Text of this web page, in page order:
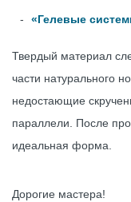
«Гелевые
Твердый материал
части натурального
недостающие
параллели. После
идеальная форма.
Дорогие мастера!